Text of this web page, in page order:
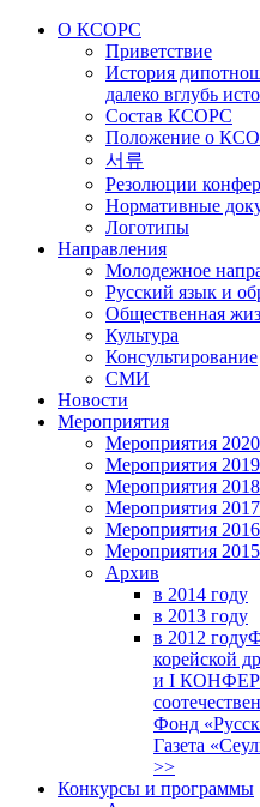
О КСОРС
Приветствие
История
далеко вглубь
Состав КСОРС
Положение о
서류
Резолюции
Нормативные
Логотипы
Направления
Молодежное
Русский язык и
Общественная
Культура
Консультирование
СМИ
Новости
Мероприятия
Мероприятия 2020
Мероприятия 2019
Мероприятия 2018
Мероприятия 2017
Мероприятия 2016
Мероприятия 2015
Архив
в 2014 году
в 2013 году
в 2012 году
корейской
и I
Фонд
Газета
>>
Конкурсы и программы